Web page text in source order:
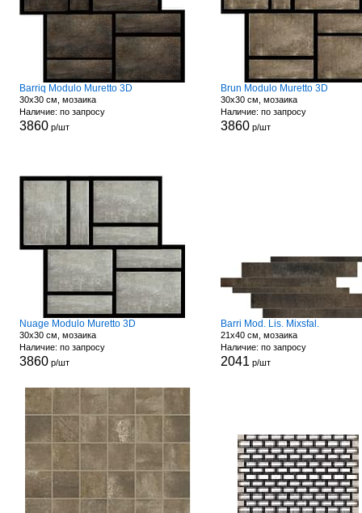
Barriq Modulo Muretto 3D
30x30 см, мозаика
Наличие: по запросу
3860р/шт
Brun Modulo Muretto 3D
30x30 см, мозаика
Наличие: по запросу
3860р/шт
Nuage Modulo Muretto 3D
30x30 см, мозаика
Наличие: по запросу
3860р/шт
Barri Mod. Lis. Mixsfal.
21x40 см, мозаика
Наличие: по запросу
2041 р/шт